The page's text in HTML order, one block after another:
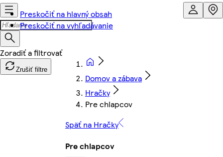
Preskočiť na hlavný obsah
Preskočiť na vyhľadávanie
Zrušiť filtre
Domov a zábava
Hračky
Pre chlapcov
Späť na Hračky
Pre chlapcov